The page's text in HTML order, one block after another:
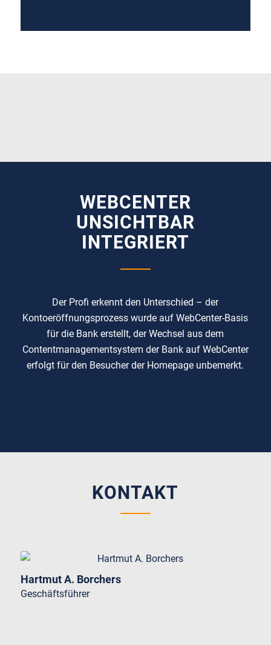
WEBCENTER
UNSICHTBAR
INTEGRIERT
Der Profi erkennt den Unterschied – der
Kontoeröffnungsprozess wurde auf WebCenter-Basis
für die Bank erstellt, der Wechsel aus dem
Contentmanagementsystem der Bank auf WebCenter
erfolgt für den Besucher der Homepage unbemerkt.
KONTAKT
Hartmut A. Borchers
Geschäftsführer